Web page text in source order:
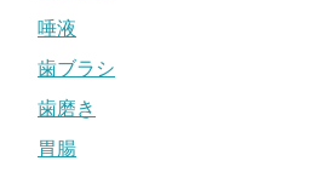
唾液
歯ブラシ
歯磨き
胃腸